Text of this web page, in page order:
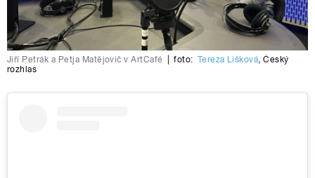
Jiří Petrák a Petja Matějovič v ArtCafé foto: Tereza Lišková,Český
rozhlas